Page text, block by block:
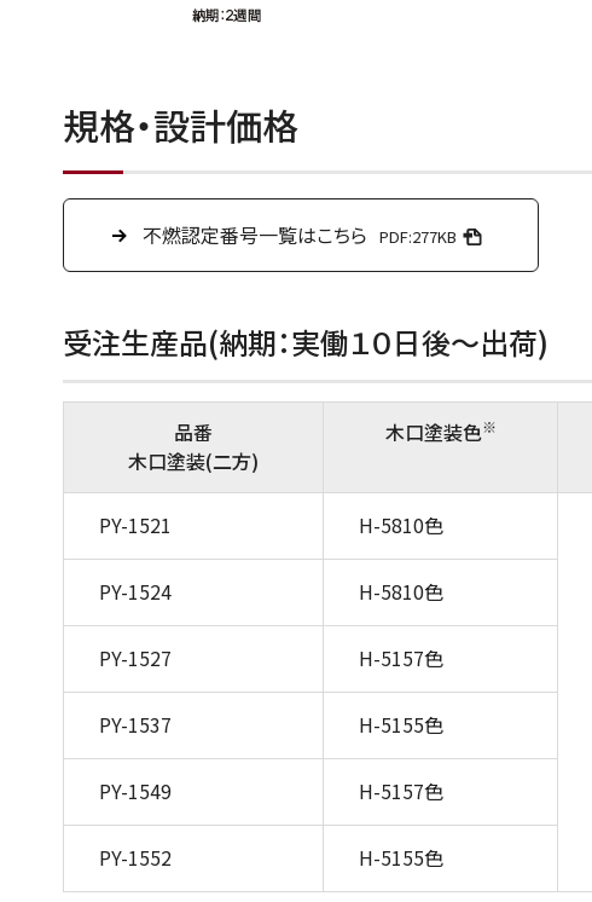
規格・設計価格
不燃認定番号一覧はこちら PDF:277KB
受注生産品(納期：実働１０日後～出荷)
品番
木口塗装(二方)
木口塗装色※
PY-1521 H-5810色
PY-1524 H-5810色
PY-1527 H-5157色
PY-1537 H-5155色
PY-1549 H-5157色
PY-1552 H-5155色